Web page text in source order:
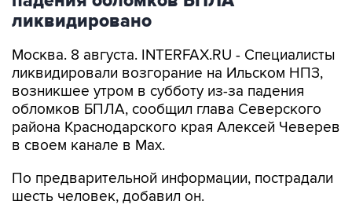
Москва. 8 августа. INTERFAX.RU - Специалисты
возникшее утром в субботу из-за падения
обломков БПЛА, сообщил глава Северского
района Краснодарского края Алексей Чеверев
в своем канале в Max.
По предварительной информации, пострадали
В субботу утром оперативный штаб